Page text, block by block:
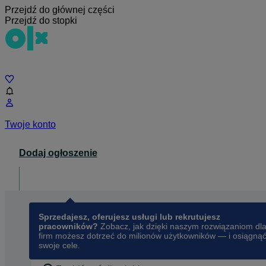
Przejdź do głównej części
Przejdź do stopki
Twoje konto
Dodaj ogłoszenie
Sprzedajesz, oferujesz usługi lub rekrutujesz
pracowników? Zobacz, jak dzięki naszym rozwiązaniom dla
firm możesz dotrzeć do milionów użytkowników — i osiągnąć
swoje cele.